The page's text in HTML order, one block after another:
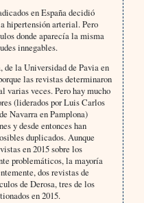
en España decidió
hipertensión arterial. Pero
donde aparecía la misma
innegables.
de la Universidad de Pavia en
las revistas determinaron
varias veces. Pero hay mucho
(liderados por Luis Carlos
Navarra en Pamplona)
y desde entonces han
duplicados. Aunque
en 2015 sobre los
problemáticos, la mayoría
dos revistas de
de Derosa, tres de los
en 2015.